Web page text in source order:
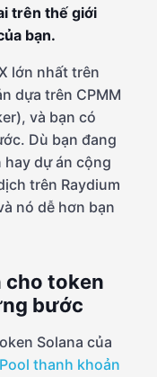
trên thế giới
bạn.
lớn nhất trên
dựa trên CPMM
và bạn có
Dù bạn đang
dự án cộng
trên Raydium
nó dễ hơn bạn
cho token
bước
Solana của
thanh khoản